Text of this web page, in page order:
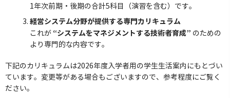
1年次前期・後期の合計5科目（演習を含む）です。
経営システム分野が提供する専門カリキュラム
これが “システムをマネジメントする技術者育成” のための
より専門的な内容です。
下記のカリキュラムは2026年度入学者用の学生生活案内にもとづい
ています。変更等がある場合もございますので、参考程度にご覧く
ださい。